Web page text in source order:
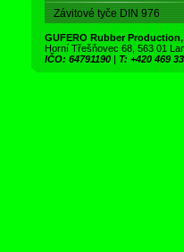
Závitové tyče DIN 976
GUFERO Rubber Production,
Horní Třešňovec 68, 563 01
IČO: 64791190 | T: +420 469